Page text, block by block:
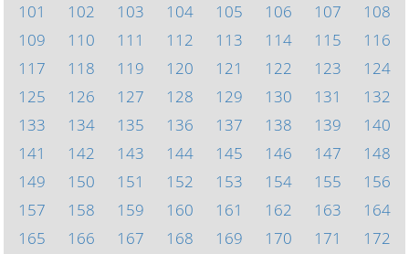
101
102 103 104 105 106 107
108
109
110 111 112 113 114 115
116
117
118 119 120 121 122 123
124
125
126 127 128 129 130 131
132
133
134 135 136 137 138 139
140
141
142 143 144 145 146 147
148
149
150 151 152 153 154 155
156
157
158 159 160 161 162 163
164
165
166 167 168 169 170 171
172